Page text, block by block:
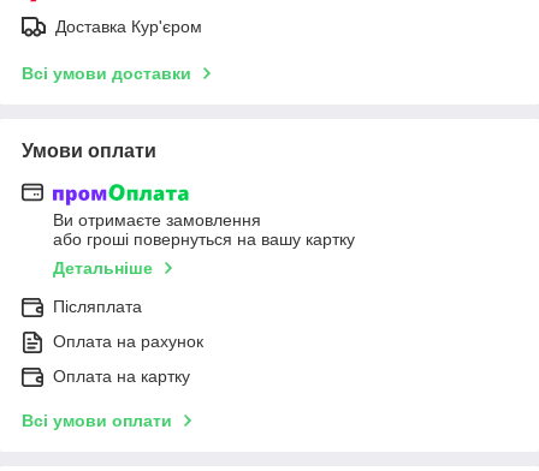
Доставка Кур'єром
Всі умови доставки
Умови оплати
Ви отримаєте замовлення
або гроші повернуться на вашу картку
Детальніше
Післяплата
Оплата на рахунок
Оплата на картку
Всі умови оплати